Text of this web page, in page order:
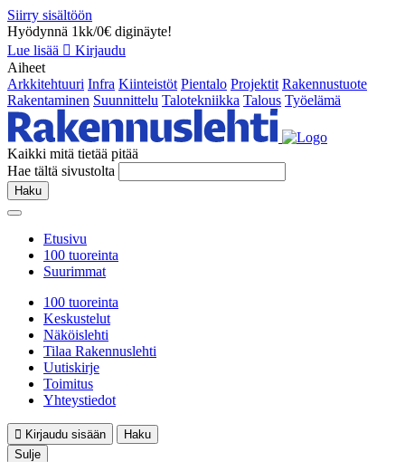
Siirry sisältöön
Hyödynnä 1kk/0€ diginäyte!
Lue lisää
Kirjaudu
Aiheet
Arkkitehtuuri Infra Kiinteistöt Pientalo Projektit Rakennustuote
Rakentaminen Suunnittelu Talotekniikka Talous Työelämä
Kaikki mitä tietää pitää
Hae tältä sivustolta
Haku
Etusivu
100 tuoreinta
Suurimmat
100 tuoreinta
Keskustelut
Näköislehti
Tilaa Rakennuslehti
Uutiskirje
Toimitus
Yhteystiedot
Kirjaudu sisään
Haku
Sulje